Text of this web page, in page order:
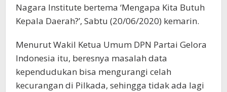
Nagara Institute bertema ‘Mengapa Kita Butuh
Kepala Daerah?’, Sabtu (20/06/2020) kemarin.
Menurut Wakil Ketua Umum DPN Partai Gelora
Indonesia itu, beresnya masalah data
kependudukan bisa mengurangi celah
kecurangan di Pilkada, sehingga tidak ada lagi